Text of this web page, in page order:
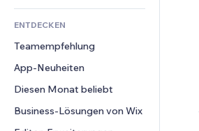
Website-Einträge
E-Mail
Buchhaltung
Gutscheine & Treuebonus
Lagerlösungen
Immobilien
Buchungen
Podcasts
Fotografie
Video
PDF
Dateifreigabe
News
Datenschutz & Sicherheit
Uhr
Seiten-Vorlagen
Bildeffekte
Buttons & Menüs
Banner & Abzeichen
Taschenrechner
Formulare
Umfragen
Chat
Kommentare
Telefon
ENTDECKEN
Teamempfehlung
App-Neuheiten
Diesen Monat beliebt
Business-Lösungen von Wix